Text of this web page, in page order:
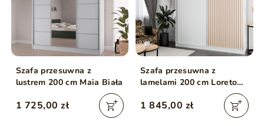
Szafa przesuwna z
lustrem 200 cm Maia Biała
1 725,00 zł
Szafa przesuwna z
lamelami 200 cm Loreto
1 845,00 zł